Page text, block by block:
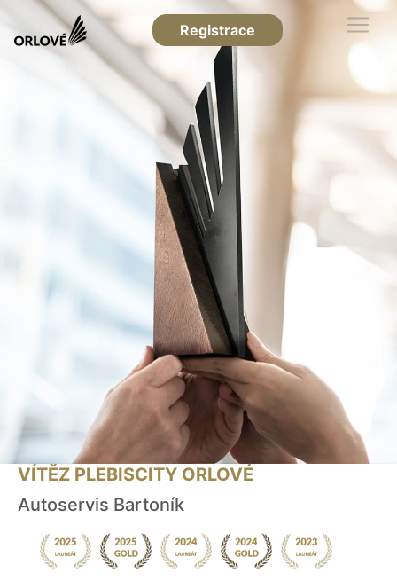
Registrace
VÍTĚZ PLEBISCITY ORLOVÉ
Autoservis Bartoník